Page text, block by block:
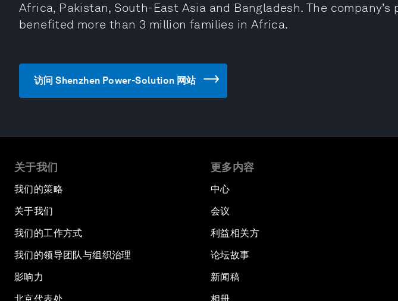
Africa, Pakistan, South-East Asia and Bangladesh. The company’s
benefited more than 3 million families in Africa.
访问 Shenzhen Power-Solution 网站
关于我们
我们的策略
关于我们
我们的工作方式
我们的领导团队与组织治理
影响力
更多内容
中心
会议
利益相关方
论坛故事
新闻稿